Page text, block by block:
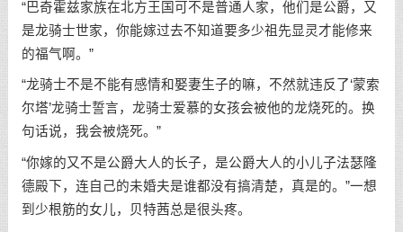
“巴奇霍兹家族在北方王国可不是普通人家，他们是公爵，又
是龙骑士世家，你能嫁过去不知道要多少祖先显灵才能修来
的福气啊。”
“龙骑士不是不能有感情和娶妻生子的嘛，不然就违反了‘蒙索
尔塔’龙骑士誓言，龙骑士爱慕的女孩会被他的龙烧死的。换
句话说，我会被烧死。”
“你嫁的又不是公爵大人的长子，是公爵大人的小儿子法瑟隆
德殿下，连自己的未婚夫是谁都没有搞清楚，真是的。”一想
到少根筋的女儿，贝特茜总是很头疼。